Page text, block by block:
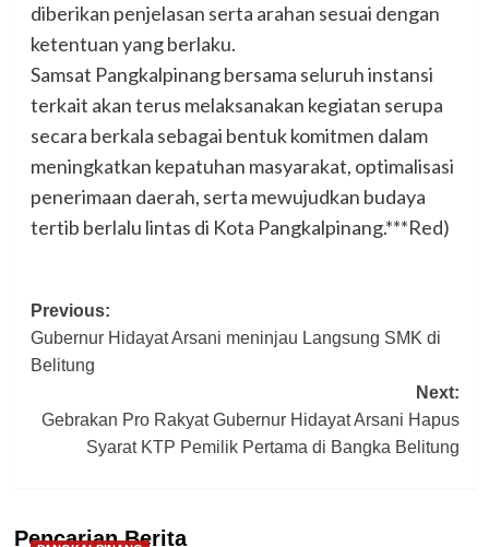
diberikan penjelasan serta arahan sesuai dengan
ketentuan yang berlaku.
Samsat Pangkalpinang bersama seluruh instansi
terkait akan terus melaksanakan kegiatan serupa
secara berkala sebagai bentuk komitmen dalam
meningkatkan kepatuhan masyarakat, optimalisasi
penerimaan daerah, serta mewujudkan budaya
tertib berlalu lintas di Kota Pangkalpinang.***Red)
Post
navigation
Previous:
Gubernur Hidayat Arsani meninjau Langsung SMK di
Belitung
Next:
Gebrakan Pro Rakyat Gubernur Hidayat Arsani Hapus
Syarat KTP Pemilik Pertama di Bangka Belitung
Pencarian Berita